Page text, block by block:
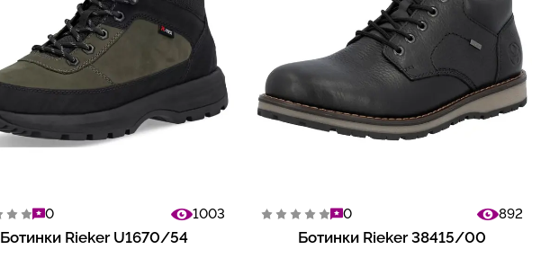
0 1003
Ботинки Rieker U1670/54
0 892
Ботинки Rieker 38415/00